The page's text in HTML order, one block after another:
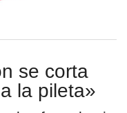
se corta
la pileta»